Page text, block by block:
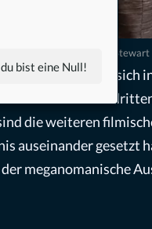
bist eine Null!
Photo Credit: Hugh Stewart
Luhrmannnimmt sich
an. Zum
die weiteren
auseinander gesetzt
meganomanische